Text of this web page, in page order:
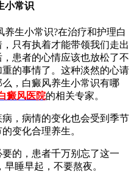
小常识
生小常识?在治疗和护理白
只有执着才能带领我们走出
患者的心情应该也放松了不
的事情了。这种淡然的心请
，白癜风养生小常识有哪
癜风医院的相关专家。
，病情的变化也会受到季节
变化合理养生。
的，患者千万别忘了这一
睡早起，不要熬夜。